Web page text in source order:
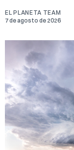
EL PLANETA TEAM
7 de agosto de 2026